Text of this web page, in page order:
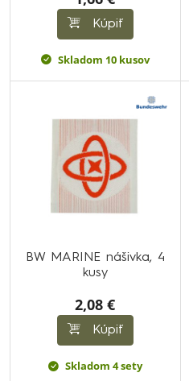
Kúpiť
Skladom 10 kusov
BW MARINE nášivka, 4
kusy
2,08 €
Kúpiť
Skladom 4 sety